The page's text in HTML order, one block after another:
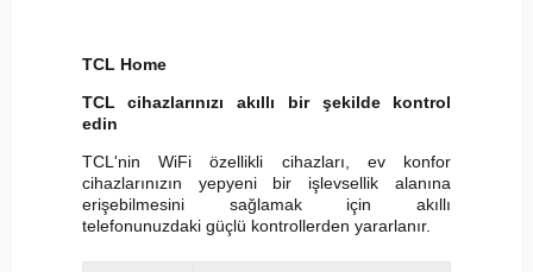
TCL Home
TCL cihazlarınızı akıllı bir şekilde kontrol
edin
TCL'nin WiFi özellikli cihazları, ev konfor
cihazlarınızın yepyeni bir işlevsellik alanına
erişebilmesini sağlamak için akıllı
telefonunuzdaki güçlü kontrollerden yararlanır.